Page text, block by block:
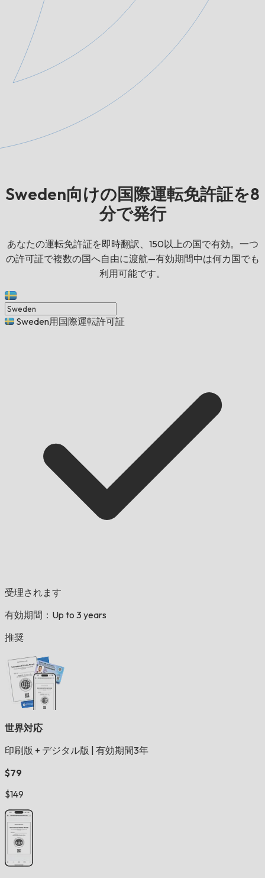
Sweden向けの国際運転免許証を8
分で発行
あなたの運転免許証を即時翻訳、150以上の国で有効。一つ
の許可証で複数の国へ自由に渡航—有効期間中は何カ国でも
利用可能です。
Sweden用国際運転許可証
受理されます
有効期間：Up to 3 years
推奨
世界対応
印刷版 + デジタル版
有効期間3年
$79
$149